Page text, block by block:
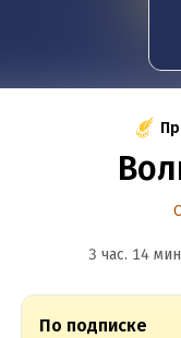
3 час. 14
По подписке